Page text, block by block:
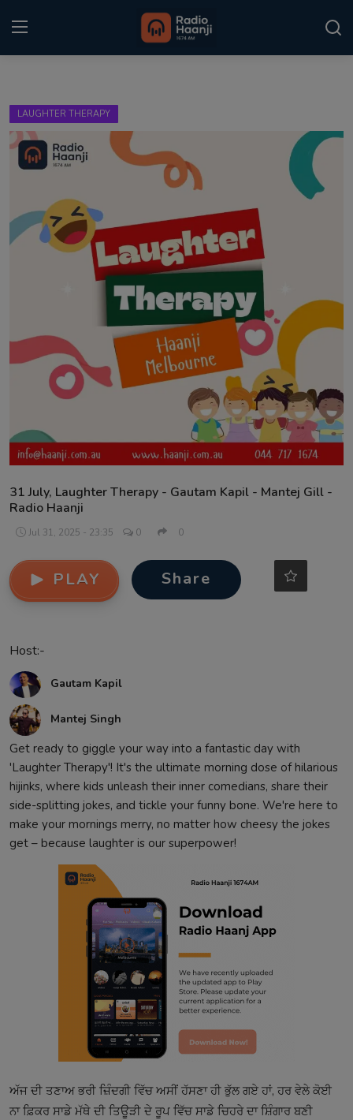
Home
Punjabi Podcast
Kitaab Kahani
Gallery
Event
Contact
LAUGHTER THERAPY
31 July, Laughter Therapy - Gautam Kapil - Mantej Gill -
Radio Haanji
Jul 31, 2025 - 23:35 0 0
PLAY Share
Host:-
Gautam Kapil
Mantej Singh
Get ready to giggle your way into a fantastic day with
'Laughter Therapy'! It's the ultimate morning dose of hilarious
hijinks, where kids unleash their inner comedians, share their
side-splitting jokes, and tickle your funny bone. We're here to
make your mornings merry, no matter how cheesy the jokes
get – because laughter is our superpower!
ਅੱਜ ਦੀ ਤਣਾਅ ਭਰੀ ਜ਼ਿੰਦਗੀ ਵਿੱਚ ਅਸੀਂ ਹੱਸਣਾ ਹੀ ਭੁੱਲ ਗਏ ਹਾਂ, ਹਰ ਵੇਲੇ ਕੋਈ
ਨਾ ਫ਼ਿਕਰ ਸਾਡੇ ਮੱਥੇ ਦੀ ਤਿਊੜੀ ਦੇ ਰੂਪ ਵਿੱਚ ਸਾਡੇ ਚਿਹਰੇ ਦਾ ਸ਼ਿੰਗਾਰ ਬਣੀ